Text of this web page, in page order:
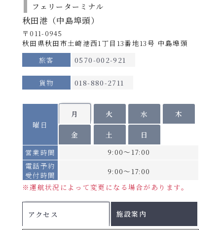
スイートルームでは食事サービスがございます。
（北行き）なし （南行き）昼食･･･1回
※召し上がらない場合、食事代の払い戻しはございま
【個室/貸切料金】
期間Ａ：不要（定員の半数に満たない場合はご利用い
ただけません。）
（各等級大人運賃の半額）を申し受けます。
個室の相部屋はございません。
乗用車航送運賃はこちら（1台あたり・運転
手のツーリストBまたはA運賃を含む）
手荷物運賃(1つあたり)
割引についてはこちら
フェリーターミナル
秋田港（中島埠頭）
〒011-0945
秋田県秋田市土崎港西1丁目13番地13号 中島埠頭
旅客
0570-002-921
貨物 018-880-2711
曜日
営業時間
電話予約
受付時間
月 火 水 木
金 土
日
9:00～17:00
9:00～17:00
※運航状況によって変更になる場合があります。
アクセス 施設案内